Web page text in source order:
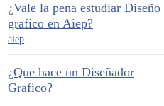
¿Vale la pena estudiar Diseño
grafico en Aiep?
aiep
¿Que hace un Diseñador
Grafico?